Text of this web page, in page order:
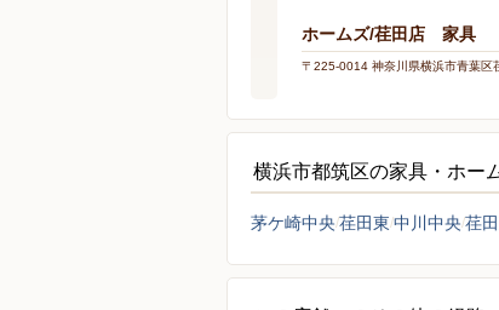
ホームズ/荏田店 家具
〒225-0014 神奈川県横浜市青葉区
横浜市都筑区の家具・ホー
茅ケ崎中央 荏田東 中川中央 荏